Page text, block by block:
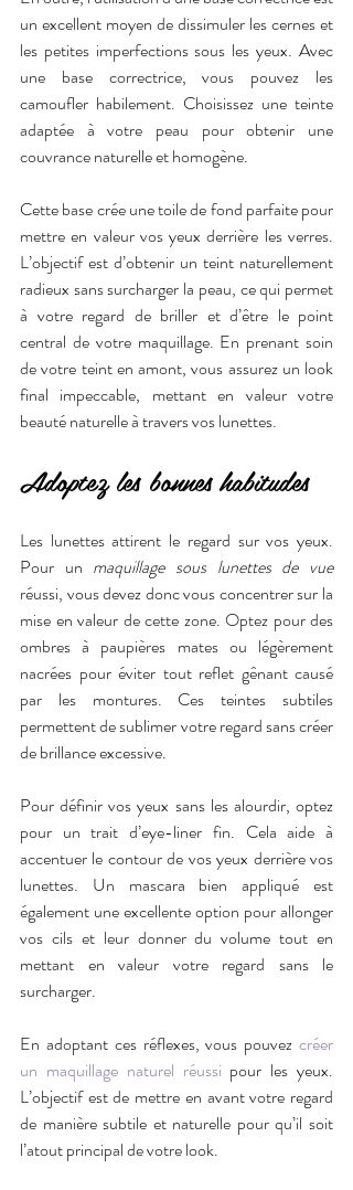
un excellent moyen de dissimuler les cernes et
les petites imperfections sous les yeux. Avec
une base correctrice, vous pouvez les
camoufler habilement. Choisissez une teinte
adaptée à votre peau pour obtenir une
couvrance naturelle et homogène.
Cette base crée une toile de fond parfaite pour
mettre en valeur vos yeux derrière les verres.
L’objectif est d’obtenir un teint naturellement
radieux sans surcharger la peau, ce qui permet
à votre regard de briller et d’être le point
central de votre maquillage. En prenant soin
de votre teint en amont, vous assurez un look
final impeccable, mettant en valeur votre
beauté naturelle à travers vos lunettes.
Adoptez les bonnes habitudes
Les lunettes attirent le regard sur vos yeux.
Pour un
maquillage sous lunettes de vue
réussi, vous devez donc vous concentrer sur la
mise en valeur de cette zone. Optez pour des
ombres à paupières mates ou légèrement
nacrées pour éviter tout reflet gênant causé
par les montures. Ces teintes subtiles
permettent de sublimer votre regard sans créer
de brillance excessive.
Pour définir vos yeux sans les alourdir, optez
pour un trait d’eye-liner fin. Cela aide à
accentuer le contour de vos yeux derrière vos
lunettes. Un mascara bien appliqué est
également une excellente option pour allonger
vos cils et leur donner du volume tout en
mettant en valeur votre regard sans le
surcharger.
En adoptant ces réflexes, vous pouvez créer
un maquillage naturel réussi pour les yeux.
L’objectif est de mettre en avant votre regard
de manière subtile et naturelle pour qu’il soit
l’atout principal de votre look.